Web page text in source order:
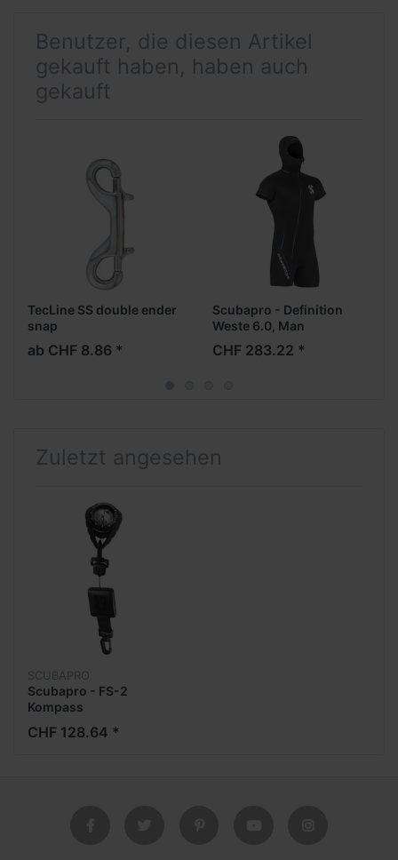
Benutzer, die diesen Artikel
gekauft haben, haben auch
gekauft
TecLine SS double ender
snap
ab CHF 8.86 *
Scubapro - Definition
Weste 6.0, Man
CHF 283.22 *
Zuletzt angesehen
SCUBAPRO
Scubapro - FS-2
Kompass
CHF 128.64 *